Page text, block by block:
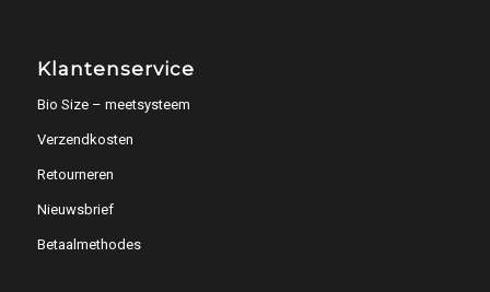
Klantenservice
Bio Size – meetsysteem
Verzendkosten
Retourneren
Nieuwsbrief
Betaalmethodes